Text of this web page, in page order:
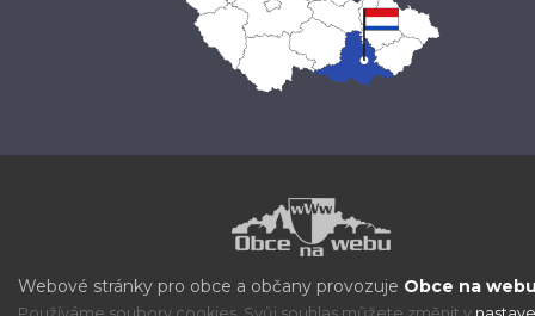
Webové stránky pro obce a občany provozuje Obce na